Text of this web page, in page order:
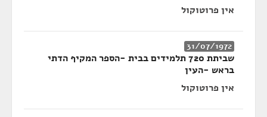
אין פרוטוקול
31/07/1972
שביתת 720 תלמידים בבית -הספר המקיף הדתי
בראש -העין
אין פרוטוקול